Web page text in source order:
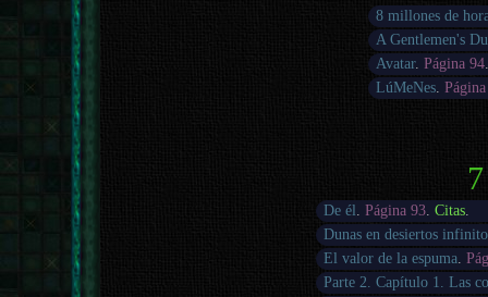
8 millones de
A Gentlemen's
Avatar.Página 94
LúMeNes.
De él .Página 93.Citas.
Dunas en desiertos
El valor de la espuma.
Parte 2. Capítulo 1. Las